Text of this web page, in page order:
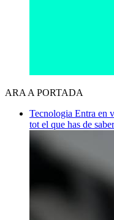
ARA A PORTADA
Tecnologia Entra en
tot el que has de